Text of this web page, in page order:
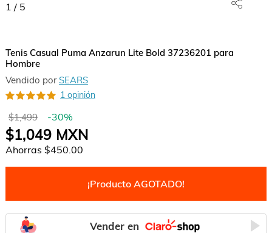
1 / 5
Tenis Casual Puma Anzarun Lite Bold 37236201 para
Hombre
Vendido por SEARS
1 opinión
$1,499 -30%
$1,049MXN
Ahorras $450.00
¡Producto AGOTADO!
Vender en